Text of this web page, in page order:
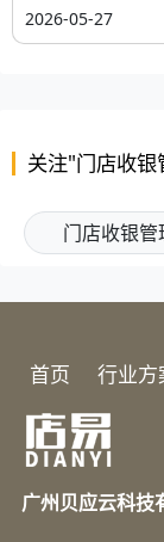
2026-05-27
关注"门店收
门店收银管
首页 行业方
广州贝应云科技